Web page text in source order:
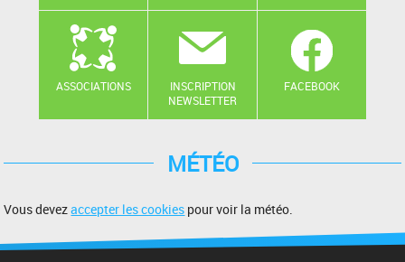
ASSOCIATIONS
INSCRIPTION
NEWSLETTER
FACEBOOK
MÉTÉO
Vous devezaccepter les cookies pour voir la météo.